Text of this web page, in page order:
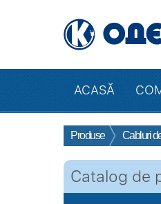
ACASĂ
Produse Cabluri
Catalog de